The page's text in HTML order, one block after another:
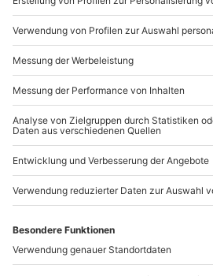
Artikelnummer:62488
Andere Produkte entdecken
Candlelight Yoga Fulda